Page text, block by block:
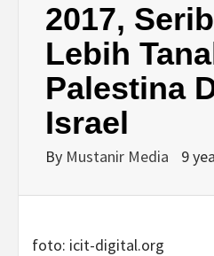
2017,
Lebih
Palestina
Israel
By Mustanir Media 9
foto: icit-digital.org